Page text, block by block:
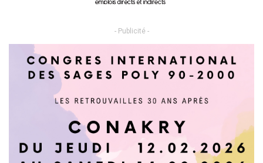
- Publicité -